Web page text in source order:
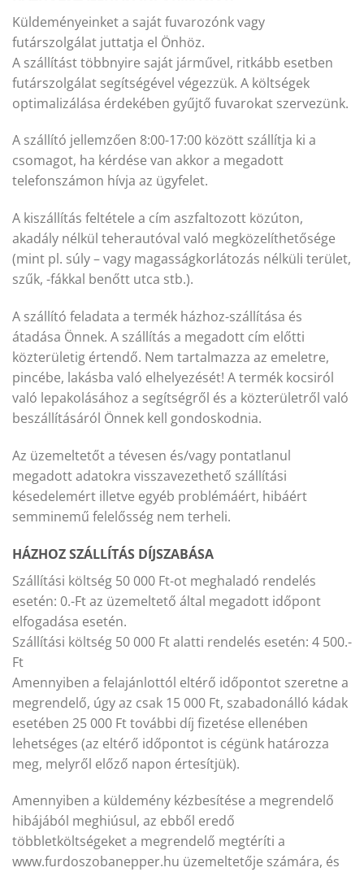
Küldeményeinket a saját fuvarozónk vagy
futárszolgálat juttatja el Önhöz.
A szállítást többnyire saját járművel, ritkább esetben
futárszolgálat segítségével végezzük. A költségek
optimalizálása érdekében gyűjtő fuvarokat szervezünk.
A szállító jellemzően 8:00-17:00 között szállítja ki a
csomagot, ha kérdése van akkor a megadott
telefonszámon hívja az ügyfelet.
A kiszállítás feltétele a cím aszfaltozott közúton,
akadály nélkül teherautóval való megközelíthetősége
(mint pl. súly – vagy magasságkorlátozás nélküli terület,
szűk, -fákkal benőtt utca stb.).
A szállító feladata a termék házhoz-szállítása és
átadása Önnek. A szállítás a megadott cím előtti
közterületig értendő. Nem tartalmazza az emeletre,
pincébe, lakásba való elhelyezését! A termék kocsiról
való lepakolásához a segítségről és a közterületről való
beszállításáról Önnek kell gondoskodnia.
Az üzemeltetőt a tévesen és/vagy pontatlanul
megadott adatokra visszavezethető szállítási
késedelemért illetve egyéb problémáért, hibáért
semminemű felelősség nem terheli.
HÁZHOZ SZÁLLÍTÁS DÍJSZABÁSA
Szállítási költség 50 000 Ft-ot meghaladó rendelés
esetén: 0.-Ft az üzemeltető által megadott időpont
elfogadása esetén.
Szállítási költség 50 000 Ft alatti rendelés esetén: 4 500.-
Ft
Amennyiben a felajánlottól eltérő időpontot szeretne a
megrendelő, úgy az csak 15 000 Ft, szabadonálló kádak
esetében 25 000 Ft további díj fizetése ellenében
lehetséges (az eltérő időpontot is cégünk határozza
meg, melyről előző napon értesítjük).
Amennyiben a küldemény kézbesítése a megrendelő
hibájából meghiúsul, az ebből eredő
többletköltségeket a megrendelő megtéríti a
www.furdoszobanepper.hu üzemeltetője számára, és